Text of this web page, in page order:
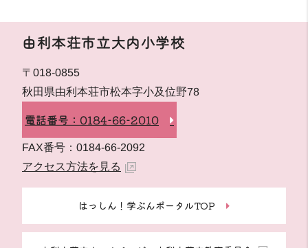
由利本荘市立大内小学校
〒018-0855
秋田県由利本荘市松本字小及位野78
電話番号：0184-66-2010
FAX番号：0184-66-2092
アクセス方法を見る
はっしん！学ぶんポータルTOP